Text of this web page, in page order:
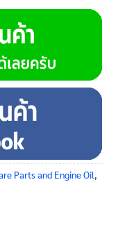
Parts and Engine Oil